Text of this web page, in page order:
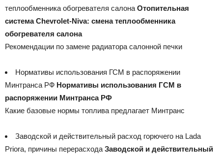
теплообменника обогревателя салона Отопительная
система Chevrolet-Niva: смена теплообменника
обогревателя салона
Рекомендации по замене радиатора салонной печки
Нормативы использования ГСМ в распоряжении
Минтранса РФ Нормативы использования ГСМ в
распоряжении Минтранса РФ
Какие базовые нормы топлива предлагает Минтранс
Заводской и действительный расход горючего на Lada
Priora, причины перерасхода Заводской и действительный